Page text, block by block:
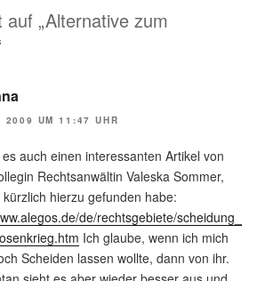
„Alternative zum
2009 UM 11:47 UHR
auch einen interessanten Artikel von
Rechtsanwältin Valeska Sommer,
hierzu gefunden habe:
de/rechtsgebiete/scheidung_
Ich glaube, wenn ich mich
Scheiden lassen wollte, dann von ihr.